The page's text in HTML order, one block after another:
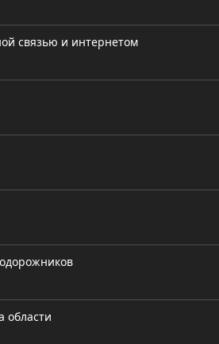
связью и интернетом
области